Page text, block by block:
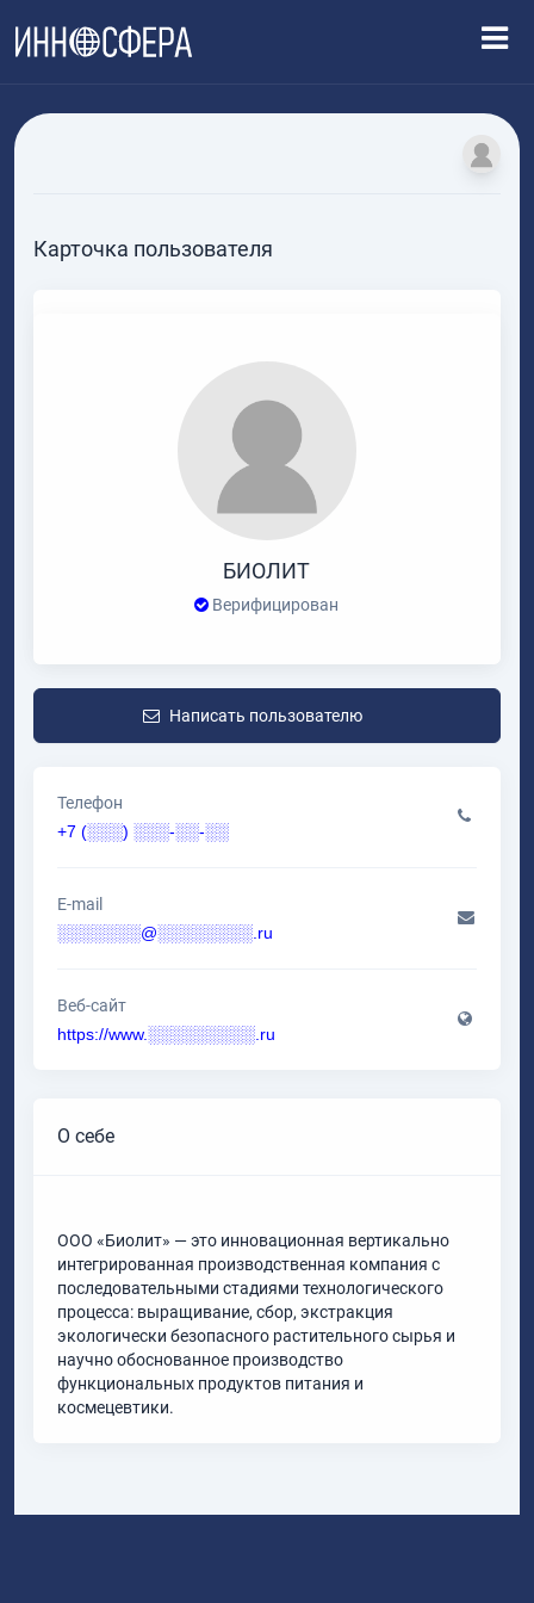
Карточка пользователя
БИОЛИТ
Верифицирован
Написать пользователю
Телефон
+7 (░░░) ░░░-░░-░░
E-mail
░░░░░░░@░░░░░░░░.ru
Веб-сайт
https://www.░░░░░░░░░.ru
О себе
ООО «Биолит» — это инновационная вертикально
интегрированная производственная компания с
последовательными стадиями технологического
процесса: выращивание, сбор, экстракция
экологически безопасного растительного сырья и
научно обоснованное производство
функциональных продуктов питания и
космецевтики.